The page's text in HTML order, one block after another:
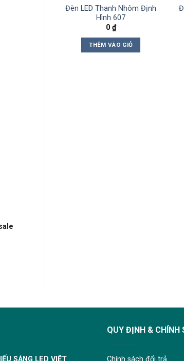
Đèn LED Thanh Nhôm Định
Hình 607
0 ₫
THÊM VÀO GIỎ
Nhôm Định
SÁNG LED VIỆT
QUY ĐỊNH & CHÍNH
Chính sách đổi trả